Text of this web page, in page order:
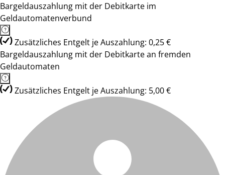
Bargeldauszahlung mit der Debitkarte im
Geldautomatenverbund
Zusätzliches Entgelt je Auszahlung: 0,25 €
Bargeldauszahlung mit der Debitkarte an fremden
Geldautomaten
Zusätzliches Entgelt je Auszahlung: 5,00 €